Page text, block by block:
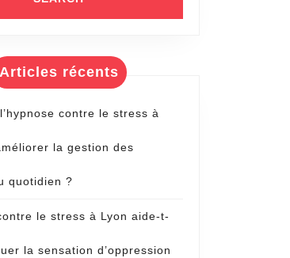
Articles récents
contre le stress à
la gestion des
quotidien ?
le stress à Lyon aide-t-
la sensation d’oppression